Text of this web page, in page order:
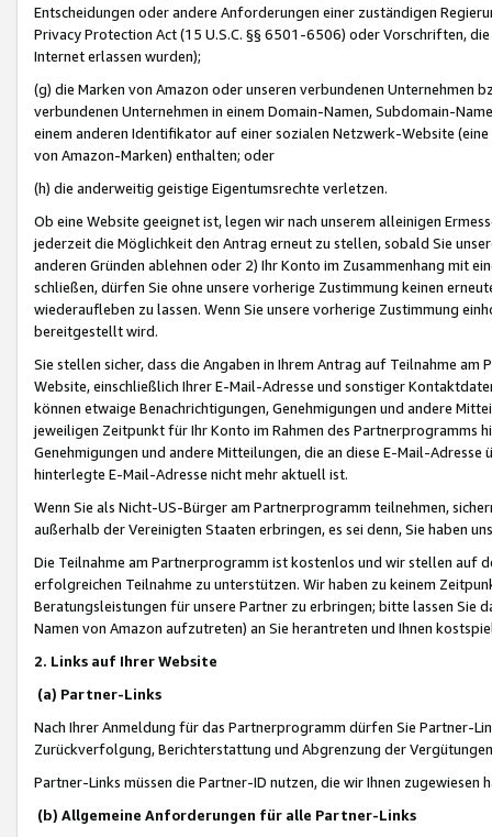
Entscheidungen oder andere Anforderungen einer zuständigen
Privacy Protection Act (15 U.S.C. §§ 6501-6506) oder Vorschriften,
Internet erlassen wurden);
(g) die Marken von Amazon oder unseren verbundenen Unternehmen
verbundenen Unternehmen in einem Domain-Namen, Subdomain-
einem anderen Identifikator auf einer sozialen Netzwerk-Website
von Amazon-Marken) enthalten; oder
(h) die anderweitig geistige Eigentumsrechte verletzen.
Ob eine Website geeignet ist, legen wir nach unserem alleinigen
jederzeit die Möglichkeit den Antrag erneut zu stellen, sobald Sie
anderen Gründen ablehnen oder 2) Ihr Konto im Zusammenhang mit
schließen, dürfen Sie ohne unsere vorherige Zustimmung keinen
wiederaufleben zu lassen. Wenn Sie unsere vorherige Zustimmung
bereitgestellt wird.
Sie stellen sicher, dass die Angaben in Ihrem Antrag auf Teilnahme
Website, einschließlich Ihrer E-Mail-Adresse und sonstiger
können etwaige Benachrichtigungen, Genehmigungen und andere
jeweiligen Zeitpunkt für Ihr Konto im Rahmen des Partnerprogramms
Genehmigungen und andere Mitteilungen, die an diese E-Mail-
hinterlegte E-Mail-Adresse nicht mehr aktuell ist.
Wenn Sie als Nicht-US-Bürger am Partnerprogramm teilnehmen,
außerhalb der Vereinigten Staaten erbringen, es sei denn, Sie haben
Die Teilnahme am Partnerprogramm ist kostenlos und wir stellen auf
erfolgreichen Teilnahme zu unterstützen. Wir haben zu keinem
Beratungsleistungen für unsere Partner zu erbringen; bitte lassen Sie
Namen von Amazon aufzutreten) an Sie herantreten und Ihnen
2. Links auf Ihrer Website
(a) Partner-Links
Nach Ihrer Anmeldung für das Partnerprogramm dürfen Sie Partner-
Zurückverfolgung, Berichterstattung und Abgrenzung der
Partner-Links müssen die Partner-ID nutzen, die wir Ihnen zugewiesen
(b) Allgemeine Anforderungen für alle Partner-Links